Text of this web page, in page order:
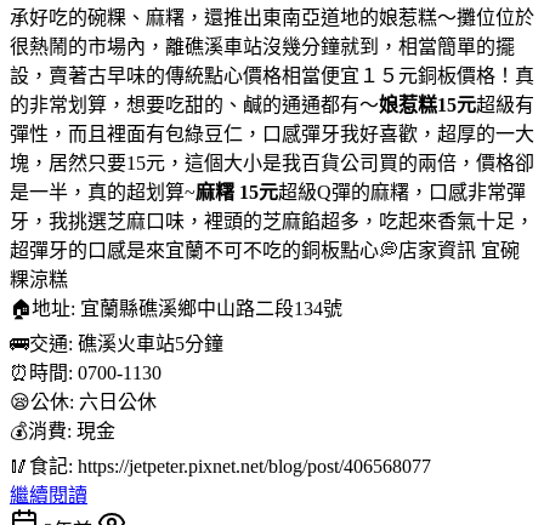
承好吃的碗粿、麻糬，還推出東南亞道地的娘惹糕～攤位位於
很熱鬧的市場內，離礁溪車站沒幾分鐘就到，相當簡單的擺
設，賣著古早味的傳統點心價格相當便宜１５元銅板價格！真
的非常划算，想要吃甜的、鹹的通通都有～娘惹糕15元超級有
彈性，而且裡面有包綠豆仁，口感彈牙我好喜歡，超厚的一大
塊，居然只要15元，這個大小是我百貨公司買的兩倍，價格卻
是一半，真的超划算~麻糬 15元超級Q彈的麻糬，口感非常彈
牙，我挑選芝麻口味，裡頭的芝麻餡超多，吃起來香氣十足，
超彈牙的口感是來宜蘭不可不吃的銅板點心💭店家資訊 宜碗
粿涼糕
🏠地址: 宜蘭縣礁溪鄉中山路二段134號
🚌交通: 礁溪火車站5分鐘
⏰時間: 0700-1130
😪公休: 六日公休
💰消費: 現金
🥢食記: https://jetpeter.pixnet.net/blog/post/406568077
繼續閱讀